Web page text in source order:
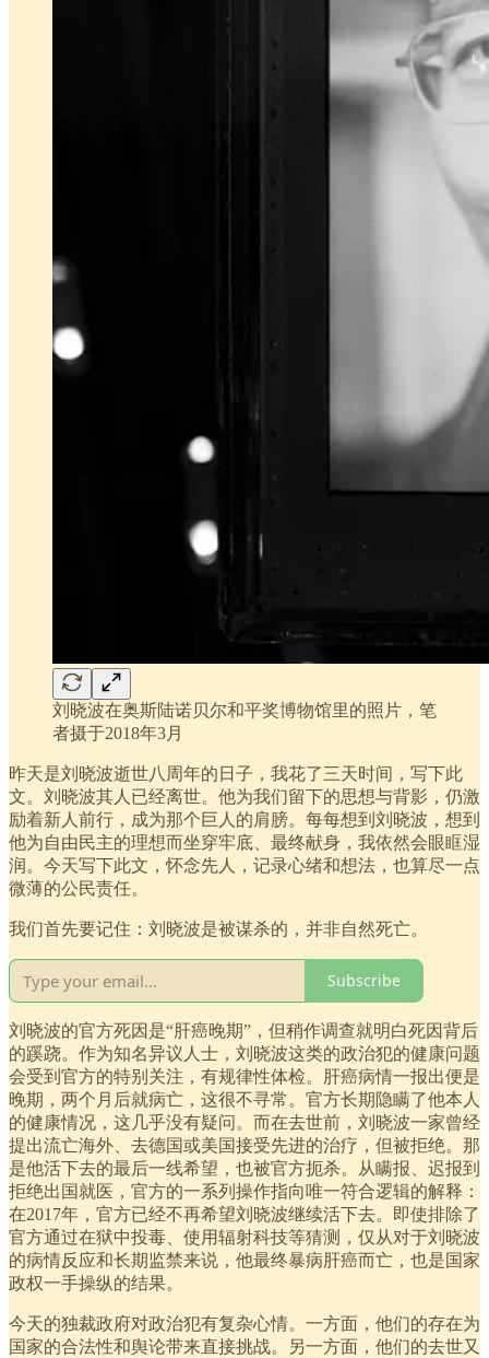
刘晓波在奥斯陆诺贝尔和平奖博物馆里的照片，笔
者摄于2018年3月
昨天是刘晓波逝世八周年的日子，我花了三天时间，写下此
文。刘晓波其人已经离世。他为我们留下的思想与背影，仍激
励着新人前行，成为那个巨人的肩膀。每每想到刘晓波，想到
他为自由民主的理想而坐穿牢底、最终献身，我依然会眼眶湿
润。今天写下此文，怀念先人，记录心绪和想法，也算尽一点
微薄的公民责任。
我们首先要记住：刘晓波是被谋杀的，并非自然死亡。
Subscribe
刘晓波的官方死因是“肝癌晚期”，但稍作调查就明白死因背后
的蹊跷。作为知名异议人士，刘晓波这类的政治犯的健康问题
会受到官方的特别关注，有规律性体检。肝癌病情一报出便是
晚期，两个月后就病亡，这很不寻常。官方长期隐瞒了他本人
的健康情况，这几乎没有疑问。而在去世前，刘晓波一家曾经
提出流亡海外、去德国或美国接受先进的治疗，但被拒绝。那
是他活下去的最后一线希望，也被官方扼杀。从瞒报、迟报到
拒绝出国就医，官方的一系列操作指向唯一符合逻辑的解释：
在2017年，官方已经不再希望刘晓波继续活下去。即使排除了
官方通过在狱中投毒、使用辐射科技等猜测，仅从对于刘晓波
的病情反应和长期监禁来说，他最终暴病肝癌而亡，也是国家
政权一手操纵的结果。
今天的独裁政府对政治犯有复杂心情。一方面，他们的存在为
国家的合法性和舆论带来直接挑战。另一方面，他们的去世又